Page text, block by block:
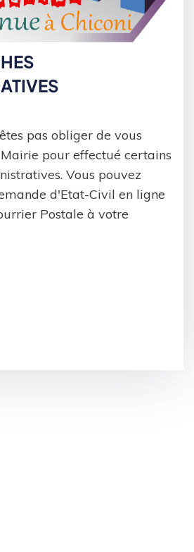
pas obliger de vous
pour effectué certains
Vous pouvez
d'Etat-Civil en ligne
Postale à votre